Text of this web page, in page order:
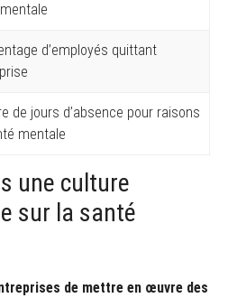
d’employés quittant
de jours d’absence pour raisons
mentale
une culture
sur la santé
de mettre en œuvre des